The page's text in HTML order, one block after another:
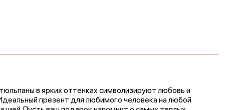
в ярких оттенках символизируют любовь и
презент для любимого человека на любой